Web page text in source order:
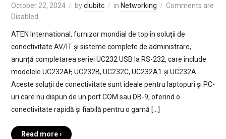
October 22, 2024 byclubitc in Networking
Comments are
Disabled
ATEN International, furnizor mondial de top în soluții de
conectivitate AV/IT și sisteme complete de administrare,
anunță completarea seriei UC232 USB la RS-232, care include
modelele UC232AF, UC232B, UC232C, UC232A1 și UC232A.
Aceste soluții de conectivitate sunt ideale pentru laptopuri și PC-
uri care nu dispun de un port COM sau DB-9, oferind o
conectivitate rapidă și fiabilă pentru o gamă […]
Read more ›